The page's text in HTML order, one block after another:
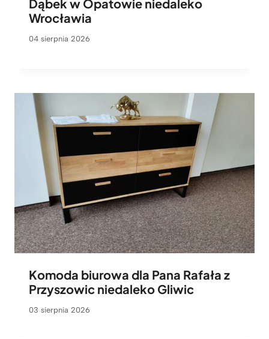
Dąbek w Opatowie niedaleko
Wrocławia
04 sierpnia 2026
Komoda biurowa dla Pana Rafała z
Przyszowic niedaleko Gliwic
03 sierpnia 2026